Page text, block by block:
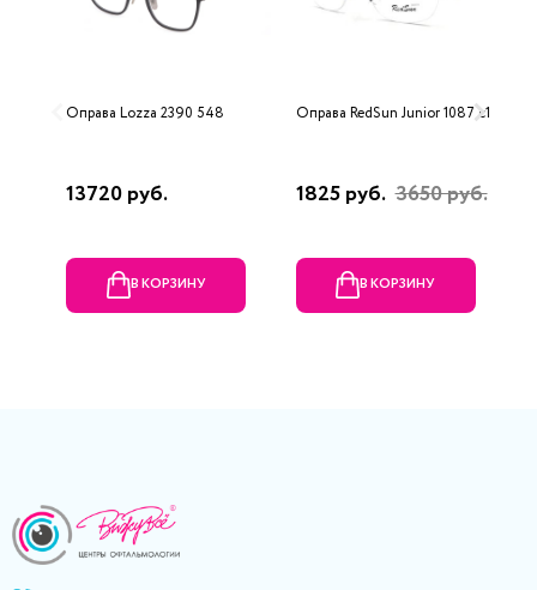
Оправа Lozza 2390 548
13720 руб.
В КОРЗИНУ
Оправа RedSun Junior 1087 c1
1825 руб. 3650 руб.
В КОРЗИНУ